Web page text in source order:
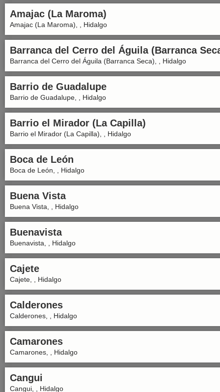
Amajac (La Maroma)
Amajac (La Maroma), , Hidalgo
Barranca del Cerro del Águila (Barranca
Barranca del Cerro del Águila (Barranca Seca), , Hidalgo
Barrio de Guadalupe
Barrio de Guadalupe, , Hidalgo
Barrio el Mirador (La Capilla)
Barrio el Mirador (La Capilla), , Hidalgo
Boca de León
Boca de León, , Hidalgo
Buena Vista
Buena Vista, , Hidalgo
Buenavista
Buenavista, , Hidalgo
Cajete
Cajete, , Hidalgo
Calderones
Calderones, , Hidalgo
Camarones
Camarones, , Hidalgo
Cangui
Cangui, , Hidalgo